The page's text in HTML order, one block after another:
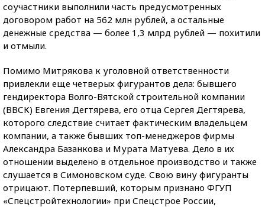
соучастники выполнили часть предусмотренных
договором работ на 562 млн рублей, а остальные
денежные средства — более 1,3 млрд рублей — похитили
и отмыли.
Помимо Митрякова к уголовной ответственности
привлекли еще четверых фигурантов дела: бывшего
гендиректора Волго-Вятской строительной компании
(ВВСК) Евгения Дегтярева, его отца Сергея Дегтярева,
которого следствие считает фактическим владельцем
компании, а также бывших топ-менеджеров фирмы
Александра Базанкова и Мурата Матуева. Дело в их
отношении выделено в отдельное производство и также
слушается в Симоновском суде. Свою вину фигуранты
отрицают. Потерпевший, которым признано ФГУП
«Спецстройтехнологии» при Спецстрое России,